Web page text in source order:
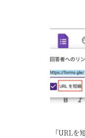
「URLを